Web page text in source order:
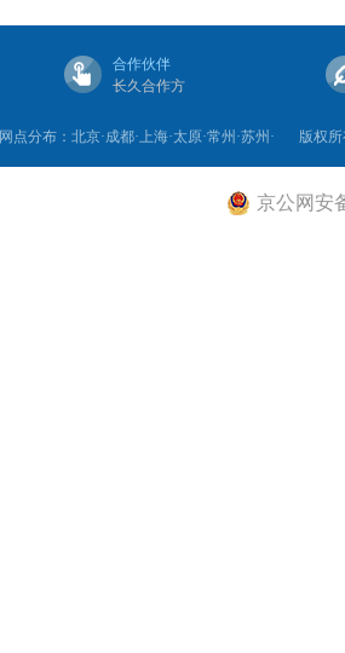
合作伙伴
长久合作方
网点分布：北京·成都·上海·太原·常州·苏州· 版权
京公网安